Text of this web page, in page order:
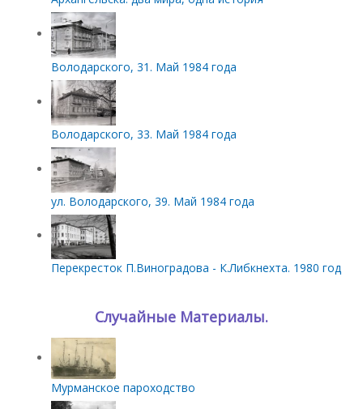
Володарского, 31. Май 1984 года
Володарского, 33. Май 1984 года
ул. Володарского, 39. Май 1984 года
Перекресток П.Виноградова - К.Либкнехта. 1980 год
Случайные Материалы.
Мурманское пароходство